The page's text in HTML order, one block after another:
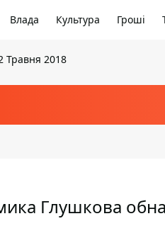
Влада Культура Гроші
Травня 2018
Глушкова